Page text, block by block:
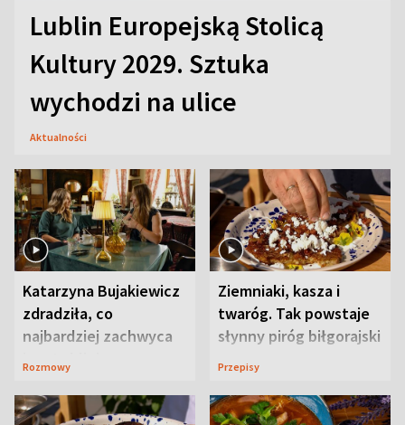
Lublin Europejską Stolicą
Kultury 2029. Sztuka
wychodzi na ulice
Aktualności
Katarzyna Bujakiewicz
zdradziła, co
najbardziej zachwyca
ją w Lublinie
Rozmowy
Ziemniaki, kasza i
twaróg. Tak powstaje
słynny piróg biłgorajski
Przepisy